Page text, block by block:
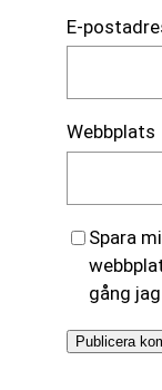
E-
Webbplats
Spara
gång